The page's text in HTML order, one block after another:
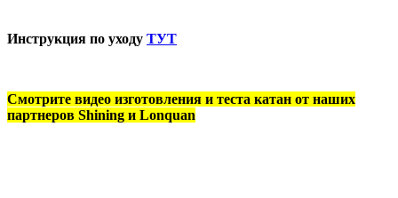
Инструкция по уходу ТУТ
Смотрите видео изготовления и теста катан от наших
партнеров Shining и Lonquan